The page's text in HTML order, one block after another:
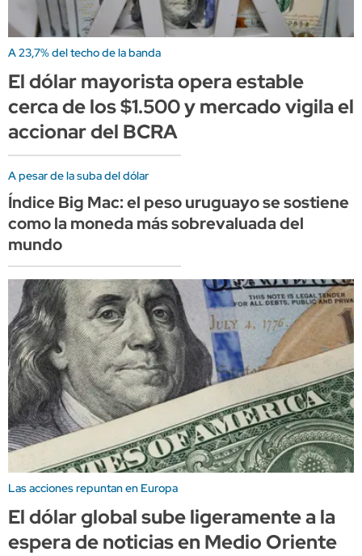
A 23,7% del techo de la banda
El dólar mayorista opera estable
cerca de los $1.500 y mercado vigila el
accionar del BCRA
A pesar de la suba del dólar
Índice Big Mac: el peso uruguayo se sostiene
como la moneda más sobrevaluada del
mundo
Las acciones repuntan en Europa
El dólar global sube ligeramente a la
espera de noticias en Medio Oriente